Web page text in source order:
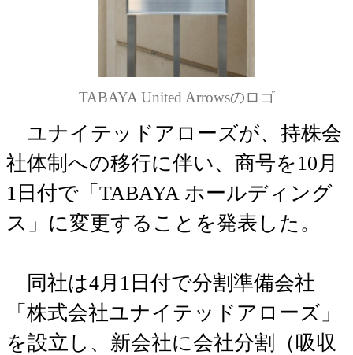
TABAYA United Arrowsのロゴ
ユナイテッドアローズが、持株会
社体制への移行に伴い、商号を10月
1日付で「TABAYA ホールディング
ス」に変更することを発表した。
同社は4月1日付で分割準備会社
「株式会社ユナイテッドアローズ」
を設立し、新会社に会社分割（吸収